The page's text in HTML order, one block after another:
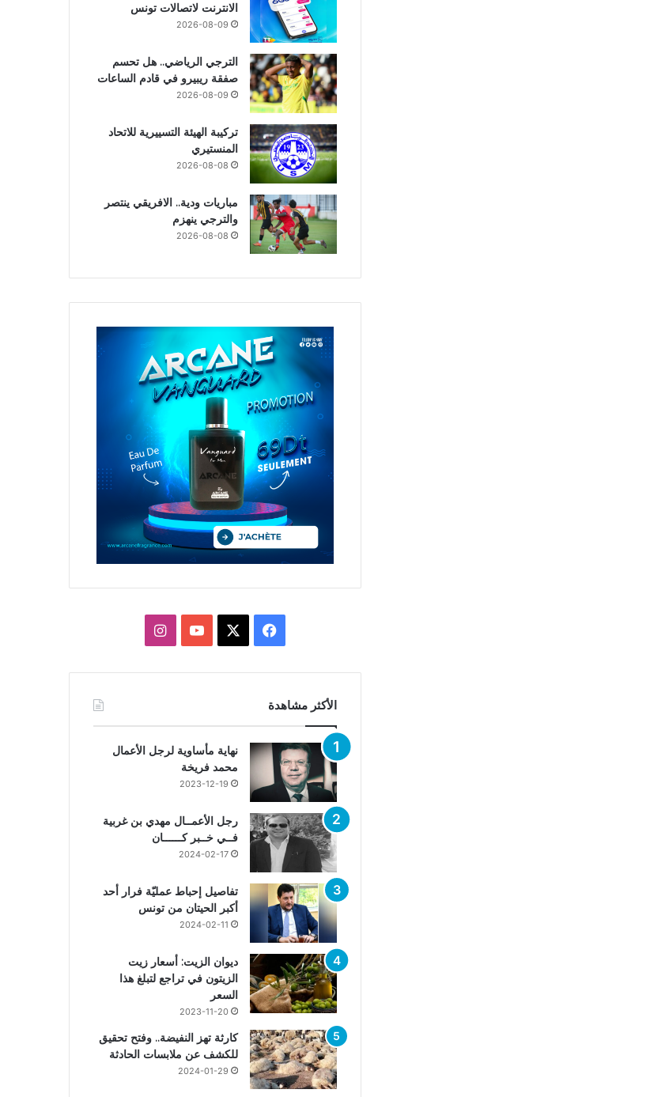
الانترنت لاتصالات تونس
2026-08-09
الترجي الرياضي.. هل تحسم
صفقة ريبيرو في قادم الساعات
2026-08-09
تركيبة الهيئة التسييرية للاتحاد
المنستيري
2026-08-08
مباريات ودية.. الافريقي ينتصر
والترجي ينهزم
2026-08-08
فيسبوك يوتيوبانستقرام
الأكثر مشاهدة
نهاية مأساوية لرجل الأعمال
محمد فريخة
2023-12-19
رجل الأعمــال مهدي بن غربية
فــي خــبر كــــــان
2024-02-17
تفاصيل إحباط عمليّة فرار أحد
أكبر الحيتان من تونس
2024-02-11
ديوان الزيت: أسعار زيت
الزيتون في تراجع لتبلغ هذا
السعر
2023-11-20
كارثة تهز النفيضة.. وفتح تحقيق
للكشف عن ملابسات الحادثة
2024-01-29